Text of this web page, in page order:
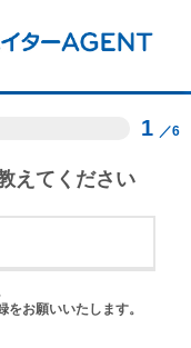
1 ／6
えてください
お願いいたします。